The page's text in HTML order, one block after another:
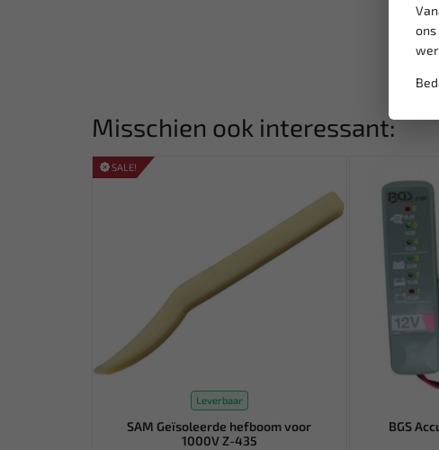
Misschien ook interessant:
SALE!
Leverbaar
SAM Geïsoleerde hefboom voor
1000V Z-435
BGS